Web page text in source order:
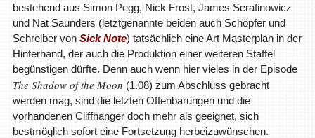
bestehend aus Simon Pegg, Nick Frost, James Serafinowicz
und Nat Saunders (letztgenannte beiden auch Schöpfer und
Schreiber von Sick Note) tatsächlich eine Art Masterplan in der
Hinterhand, der auch die Produktion einer weiteren Staffel
begünstigen dürfte. Denn auch wenn hier vieles in der Episode
The Shadow of the Moon (1.08) zum Abschluss gebracht
werden mag, sind die letzten Offenbarungen und die
vorhandenen Cliffhanger doch mehr als geeignet, sich
bestmöglich sofort eine Fortsetzung herbeizuwünschen.